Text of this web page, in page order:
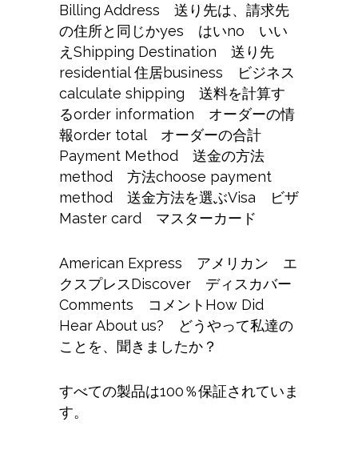
Billing Address 送り先は、請求先
の住所と同じかyes はいno いい
えShipping Destination 送り先
residential 住居business ビジネス
calculate shipping 送料を計算す
るorder information オーダーの情
報order total オーダーの合計
Payment Method 送金の方法
method 方法choose payment
method 送金方法を選ぶVisa ビザ
Master card マスターカード
American Express アメリカン エ
クスプレスDiscover ディスカバー
Comments コメントHow Did
Hear About us? どうやって私達の
ことを、聞きましたか？
すべての製品は100％保証されていま
す。